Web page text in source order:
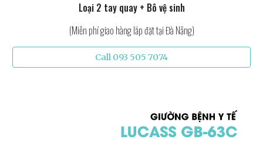
Loại 2 tay quay + Bô vệ sinh
(Miễn phí giao hàng lắp đặt tại Đà Nẵng)
Call 093 505 7074